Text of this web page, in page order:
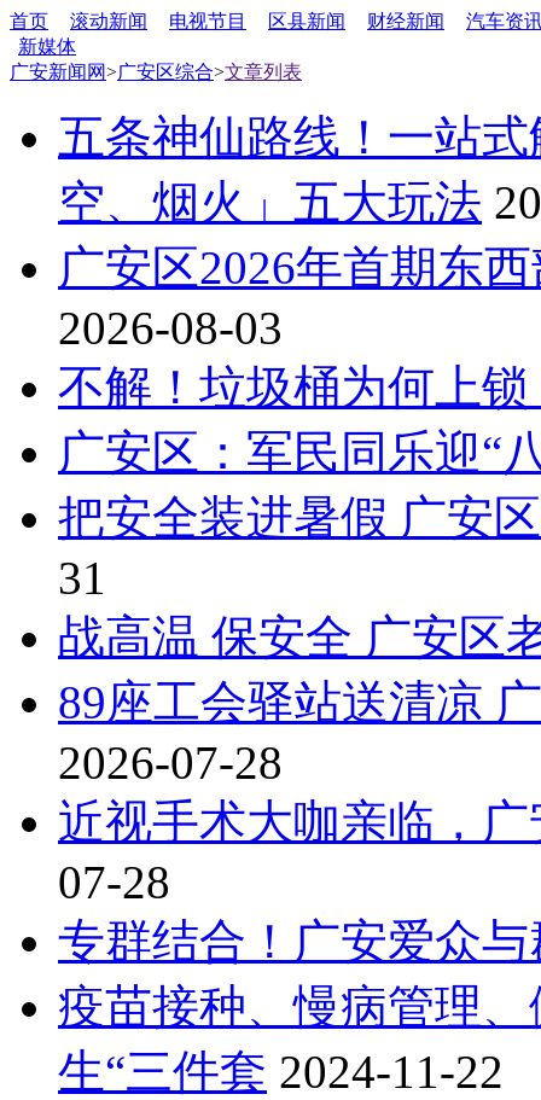
首页 滚动新闻 电视节目 区县新闻 财经新闻
汽车资
新媒体
广安新闻网>广安区综合>文章列表
五条神仙路线！一站
空、烟火」五大玩法
广安区2026年首期东
2026-08-03
不解！垃圾桶为何上锁
广安区：军民同乐迎“
把安全装进暑假 广安
31
战高温 保安全 广安区
89座工会驿站送清凉
2026-07-28
近视手术大咖亲临，
07-28
专群结合！广安爱众
疫苗接种、慢病管理
生“三件套 2024-11-22